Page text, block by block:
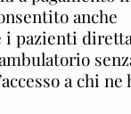
anche
i pazienti
a chi ne